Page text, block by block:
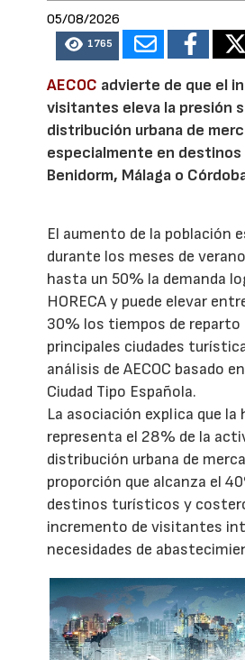
05/08/2026
1765
AECOC advierte de que el
visitantes eleva la presión
distribución urbana de
especialmente en destinos
Benidorm, Málaga o
El aumento de la población
durante los meses de
hasta un 50% la demanda
HORECA y puede elevar
30% los tiempos de reparto
principales ciudades
análisis de AECOC basado
Ciudad Tipo Española.
La asociación explica que la
representa el 28% de la
distribución urbana de
proporción que alcanza el
destinos turísticos y
incremento de visitantes
necesidades de